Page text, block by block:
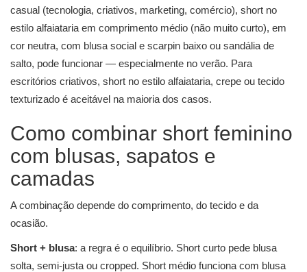
casual (tecnologia, criativos, marketing, comércio), short no
estilo alfaiataria em comprimento médio (não muito curto), em
cor neutra, com blusa social e scarpin baixo ou sandália de
salto, pode funcionar — especialmente no verão. Para
escritórios criativos, short no estilo alfaiataria, crepe ou tecido
texturizado é aceitável na maioria dos casos.
Como combinar short feminino
com blusas, sapatos e
camadas
A combinação depende do comprimento, do tecido e da
ocasião.
Short + blusa: a regra é o equilíbrio. Short curto pede blusa
solta, semi-justa ou cropped. Short médio funciona com blusa